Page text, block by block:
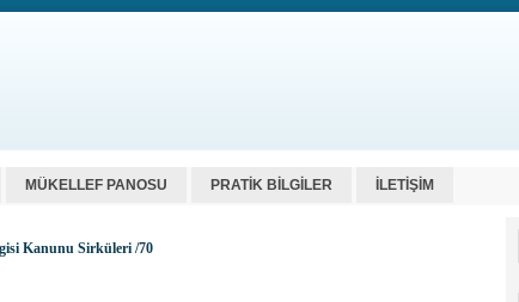
MÜKELLEF PANOSU PRATİK BİLGİLER İLETİŞİM
Kanunu Sirküleri /70